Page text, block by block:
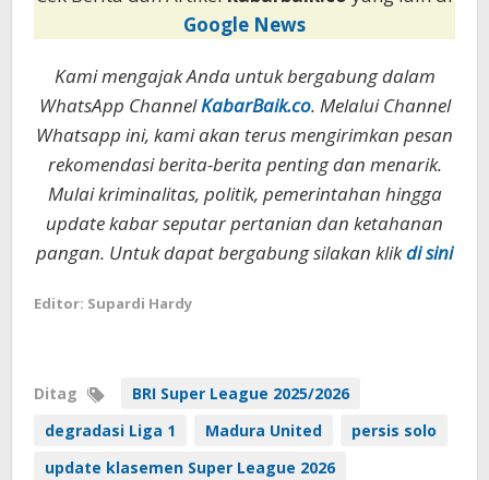
Google News
Kami mengajak Anda untuk bergabung dalam
WhatsApp ChannelKabarBaik.co. Melalui Channel
Whatsapp ini, kami akan terus mengirimkan pesan
rekomendasi berita-berita penting dan menarik.
Mulai kriminalitas, politik, pemerintahan hingga
update kabar seputar pertanian dan ketahanan
pangan. Untuk dapat bergabung silakan klikdi sini
Editor: Supardi Hardy
Ditag
BRI Super League 2025/2026
degradasi Liga 1
Madura United
persis solo
update klasemen Super League 2026